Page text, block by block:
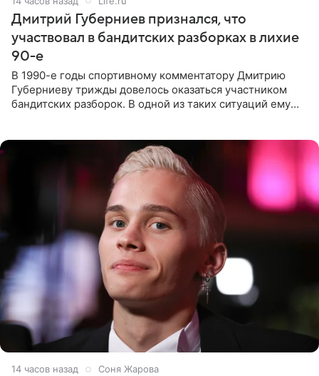
Дмитрий Губерниев признался, что
участвовал в бандитских разборках в лихие
90-е
В 1990-е годы спортивному комментатору Дмитрию
Губерниеву трижды довелось оказаться участником
бандитских разборок. В одной из таких ситуаций ему
14 часов назад Соня Жарова